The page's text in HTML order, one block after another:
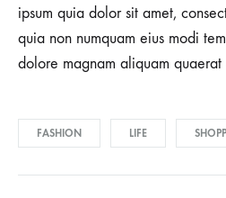
ipsum quia dolor sit amet,
quia non numquam eius modi
dolore magnam aliquam quaerat
FASHION LIFE